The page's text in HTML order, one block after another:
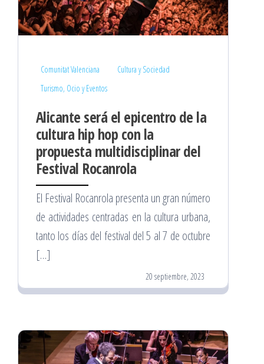
Comunitat Valenciana
Cultura y Sociedad
Turismo, Ocio y Eventos
Alicante será el epicentro de la
cultura hip hop con la
propuesta multidisciplinar del
Festival Rocanrola
El Festival Rocanrola presenta un gran número
de actividades centradas en la cultura urbana,
tanto los días del festival del 5 al 7 de octubre
[…]
20 septiembre, 2023